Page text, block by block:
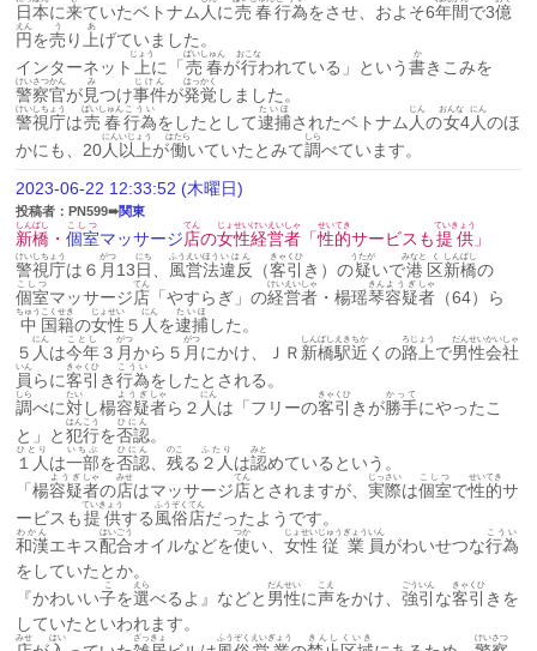
日本に来ていたベトナム 人 に売春行為をさせ、およそ6年間で3億
円
えん
を売
う
り 上
あ
げていました。
インターネット
上
じょう
に「 売春
ばいしゅん
が行
おこな
われている」という書
か
きこみを
警察官
けいさつかん
が見
み
つけ事件
じけん
が発覚
はっかく
しました。
警視庁
けいしちょう
は売春
ばいしゅん
行為
こうい
をしたとして逮捕
たいほ
されたベトナム 人
じん
の女
おんな
4人
にん
のほ
かにも、20人
にん
以上
いじょう
が働
はたら
いていたとみて調
しら
べています。
2023-06-22 12:33:52 (木曜日)
投稿者：PN599➠関東
新橋
しんばし
・ 個室
こしつ
マッサージ店
てん
の女性
じょせい
経営
けいえい
者
しゃ
「性的
せいてき
サービスも提供
ていきょう
」
警視庁
けいしちょう
は６ 月
がつ
13日
にち
風営法
ふうえいほう
違反
いはん
（客引
きゃくひ
き）の疑
うたが
いで港
みなと
区
く
新橋
しんばし
の
個室
こしつ
マッサージ店
てん
「やすらぎ」の経営
けいえい
者
しゃ
・楊瑶琴
きん
容疑
ようぎ
者
しゃ
（64）ら
中
ちゅう
国籍
こくせき
の女性
じょせい
５ 人
にん
を逮捕
たいほ
した。
５ 人
にん
は今年
ことし
３ 月
がつ
から５ 月
がつ
にかけ、ＪＲ 新橋
しんばし
駅
えき
近
ちか
くの路上
ろじょう
で男性
だんせい
会社
かいしゃ
員
いん
らに客引
きゃくひ
き行為
こうい
をしたとされる。
調
しら
べに対
たい
し楊容疑
ようぎ
者
しゃ
ら２ 人
にん
は「フリーの客引
きゃくひ
きが勝手
かって
にやったこ
と」と犯行
はんこう
を否認
ひにん
。
１人
ひとり
は一部
いちぶ
を否認
ひにん
残
のこ
る ２人
ふたり
は認
みと
めているという。
「楊容疑
ようぎ
者
しゃ
の店
みせ
はマッサージ店
てん
とされますが、 実際
じっさい
は個室
こしつ
で性的
せいてき
サ
ービスも提供
ていきょう
する 風俗
ふうぞく
店
てん
だったようです。
和漢
わかん
エキス配合
はいごう
オイルなどを使
つか
い、 女性
じょせい
従業
じゅうぎょう
員
いん
がわいせつな行為
こうい
をしていたとか。
『かわいい子
こ
を選
えら
べるよ』などと 男性
だんせい
に声
こえ
をかけ、 強引
ごういん
な客引
きゃくひ
きを
していたといわれます。
みせ はい ざっきょ ふうぞく えいぎょう きんし くいき けいさつ